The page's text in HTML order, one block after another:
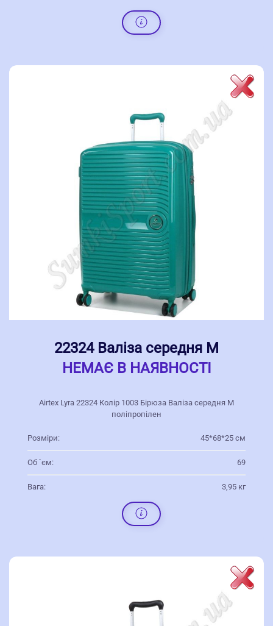
22324 Валіза середня M
НЕМАЄ В НАЯВНОСТІ
Airtex Lyra 22324 Колір 1003 Бірюза Валіза середня M
поліпропілен
Розміри: 45*68*25 см
Об `єм: 69
Вага: 3,95 кг